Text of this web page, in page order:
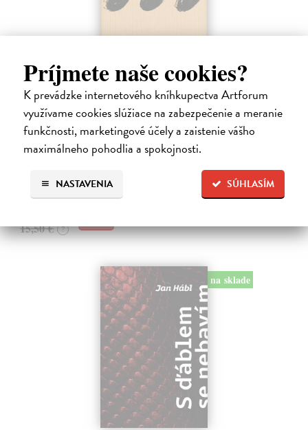
Príjmete naše cookies?
K prevádzke internetového kníhkupectva Artforum
využívame cookies slúžiace na zabezpečenie a meranie
funkčnosti, marketingové účely a zaistenie vášho
maximálneho pohodlia a spokojnosti.
SÚHLASÍM
NASTAVENIA
Pomalost
Kundera Milan
| Kniha
Pomalost, chronologicky první ze čtyř románů Milana Kundery
napsaných francouzsky, vychází v českém překladu Anny
Kareninové. Vydávání Kunderových románů v českém jazyce se
Na sklade ?
15,50 € ?
na sklade